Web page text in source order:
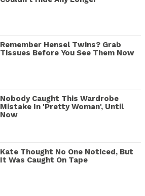
Remember Hensel Twins? Grab
Tissues Before You See Them Now
Nobody Caught This Wardrobe
Mistake In 'Pretty Woman', Until
Now
Kate Thought No One Noticed, But
It Was Caught On Tape